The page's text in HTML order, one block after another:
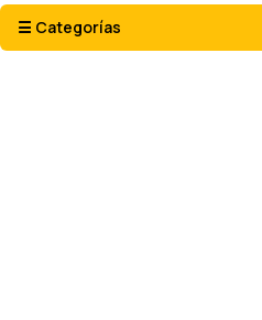
☰ Categorías